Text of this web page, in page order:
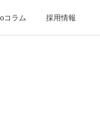
コラム 採用情報